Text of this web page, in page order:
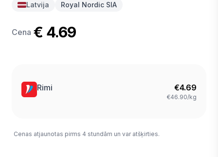
Latvija Royal Nordic SIA
Cena € 4.69
Rimi €4.69
€46.90/kg
Cenas atjaunotas pirms 4 stundām un var atšķirties.